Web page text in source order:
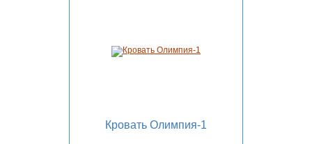
Кровать Олимпия-1